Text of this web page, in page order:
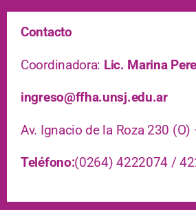
Contacto
Coordinadora: Lic. Marina
ingreso@ffha.unsj.edu.ar
Av. Ignacio de la Roza 230
Teléfono:(0264) 4222074 /